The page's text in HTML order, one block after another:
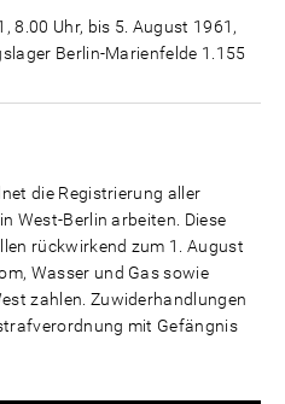
8.00 Uhr, bis 5. August 1961,
Berlin-Marienfelde 1.155
die Registrierung aller
West-Berlin arbeiten. Diese
rückwirkend zum 1. August
Wasser und Gas sowie
zahlen. Zuwiderhandlungen
mit Gefängnis